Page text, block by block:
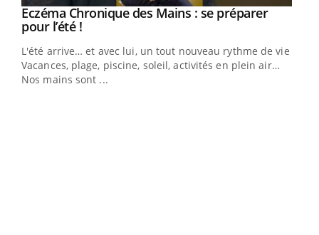
Youtube
Eczéma Chronique des Mains : se préparer
pour l’été !Youtube
L'été arrive… et avec lui, un tout nouveau rythme de vie !
Vacances, plage, piscine, soleil, activités en plein air…
Nos mains sont ...